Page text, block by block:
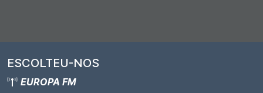
ESCOLTEU-NOS
EUROPA FM